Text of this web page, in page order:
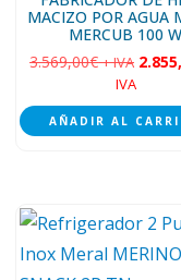
MACIZO POR AGUA
MERCUB 100 W
3.569,00€ + IVA
IVA
AÑADIR AL